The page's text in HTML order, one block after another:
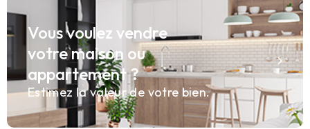
Vous voulez vendre
votre maison ou
appartement ?
Estimez la valeur de votre bien.